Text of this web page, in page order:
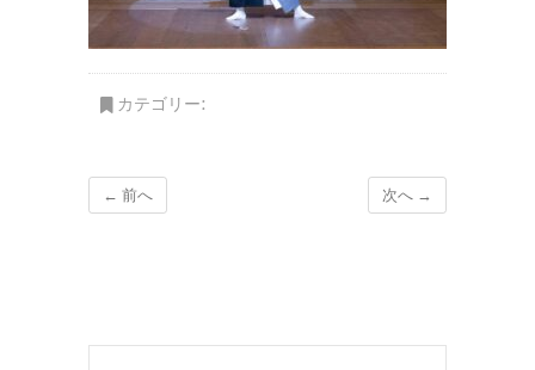
カテゴリー:
← 前へ 次へ →